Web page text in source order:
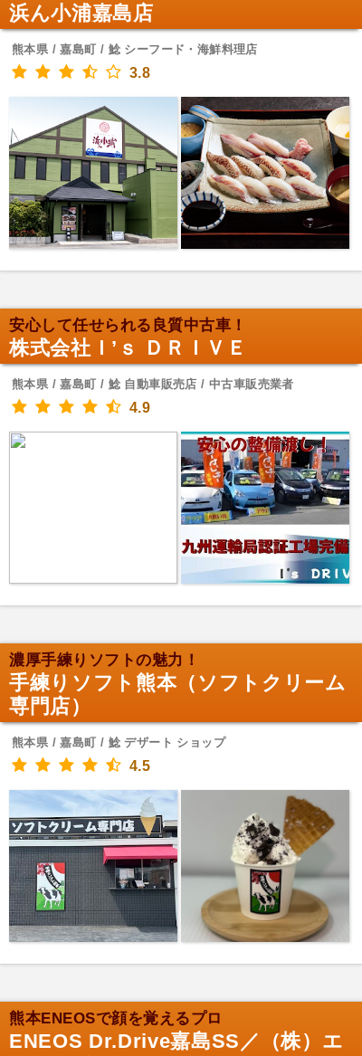
浜ん小浦嘉島店
熊本県 / 嘉島町 / 鯰 シーフード・海鮮料理店
3.8
安心して任せられる良質中古車！
株式会社Ｉ’ｓ ＤＲＩＶＥ
熊本県 / 嘉島町 / 鯰 自動車販売店 / 中古車販売業者
4.9
濃厚手練りソフトの魅力！
手練りソフト熊本（ソフトクリーム
専門店）
熊本県 / 嘉島町 / 鯰 デザート ショップ
4.5
熊本ENEOSで顔を覚えるプロ
ENEOS Dr.Drive嘉島SS／（株）エ